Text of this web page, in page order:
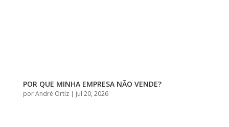
POR QUE MINHA EMPRESA NÃO VENDE?
porAndré Ortiz| jul 20, 2026